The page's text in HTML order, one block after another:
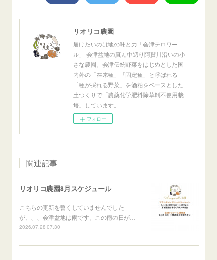
リオリコ農園
届けたいのは地の味と力「会津テロワー
ル」 会津盆地の真ん中辺り阿賀川沿いの小
さな農園。会津伝統野菜をはじめとした国
内外の「在来種」「固定種」と呼ばれる
「種が採れる野菜」を酒粕をベースとした
土つくりで「農薬化学肥料除草剤不使用栽
培」しています。
フォロー
関連記事
リオリコ農園8月スケジュール
こちらの更新を暫くしていませんでした
が、、、会津盆地は雨です。この雨の日が…
2026.07.28 07:30